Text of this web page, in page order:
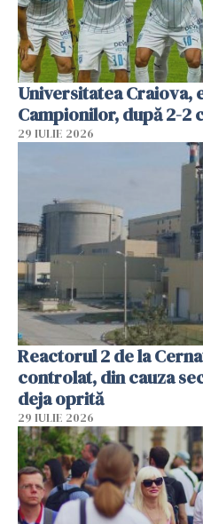
Universitatea Craiova,
Campionilor, după 2-2
29 IULIE 2026
Reactorul 2 de la
controlat, din cauza
deja oprită
29 IULIE 2026